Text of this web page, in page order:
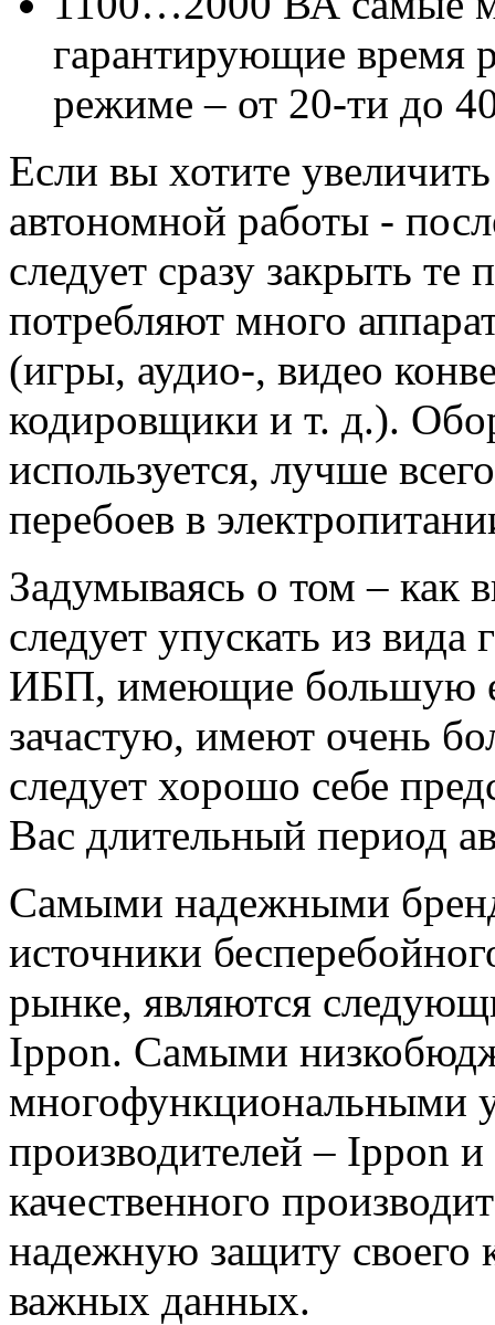
гарантирующие время
режиме – от 20-ти до
Если вы хотите
автономной работы -
следует сразу закрыть
потребляют много
(игры, аудио-, видео
кодировщики и т. д.).
используется, лучше
перебоев в
Задумываясь о том – как
следует упускать из
ИБП, имеющие большую
зачастую, имеют очень
следует хорошо себе
Вас длительный период
Самыми надежными
источники
рынке, являются
Ippon. Самыми
многофункциональными
производителей – Ippon
качественного
надежную защиту своего
важных данных.